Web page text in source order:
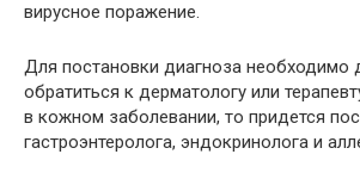
вирусное поражение.
Для постановки диагноза необходимо
обратиться к дерматологу или
в кожном заболевании, то придется
гастроэнтеролога, эндокринолога и